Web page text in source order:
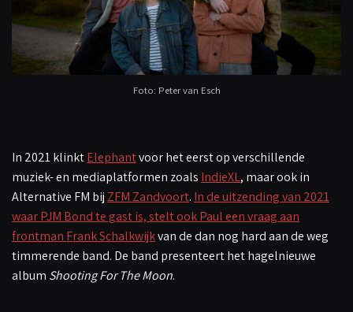
Foto: Peter van Esch
In 2021 klinktElephantvoor het eerst op verschillende
muziek- en mediaplatformen zoals IndieXL, maar ook in
Alternative FM bij ZFM Zandvoort. In de uitzending van 2021
waar PJM Bond te gast is, stelt ook Paul een vraag aan
frontman Frank Schalkwijkvan de dan nog hard aan de weg
timmerende band. De band presenteert het hagelnieuwe
album Shooting For The Moon.